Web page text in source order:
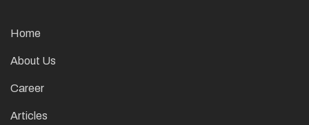
Home
About Us
Career
Articles